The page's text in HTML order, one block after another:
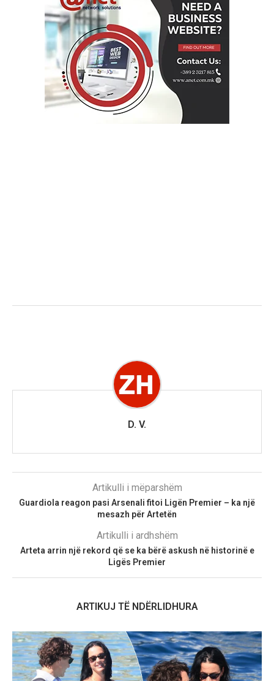
D. V.
Artikulli i mëparshëm
Guardiola reagon pasi Arsenali fitoi Ligën Premier – ka një
mesazh për Artetën
Artikulli i ardhshëm
Arteta arrin një rekord që se ka bërë askush në historinë e
Ligës Premier
ARTIKUJ TË NDËRLIDHURA